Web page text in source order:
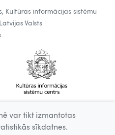
Kultūras informācijas sistēmu
Valsts
var tikt izmantotas
sīkdatnes.